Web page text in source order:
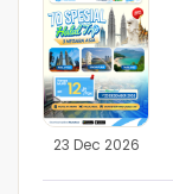
23 Dec 2026